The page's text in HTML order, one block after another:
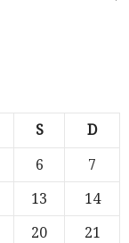
S D
6
7
13
14
20
21